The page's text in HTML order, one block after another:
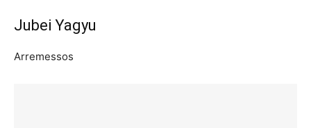
Jubei Yagyu
Arremessos